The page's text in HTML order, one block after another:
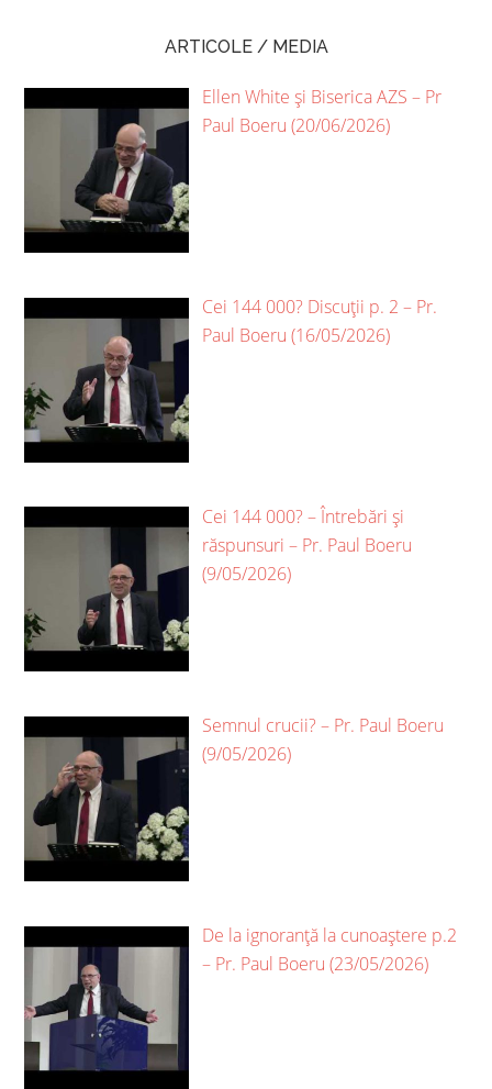
ARTICOLE / MEDIA
Ellen White și Biserica AZS – Pr
Paul Boeru (20/06/2026)
Cei 144 000? Discuții p. 2 – Pr.
Paul Boeru (16/05/2026)
Cei 144 000? – Întrebări și
răspunsuri – Pr. Paul Boeru
(9/05/2026)
Semnul crucii? – Pr. Paul Boeru
(9/05/2026)
De la ignoranță la cunoaștere p.2
– Pr. Paul Boeru (23/05/2026)